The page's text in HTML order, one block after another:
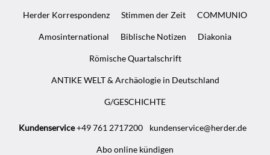
Herder Korrespondenz Stimmen der Zeit COMMUNIO
Amosinternational Biblische Notizen Diakonia
Römische Quartalschrift
ANTIKE WELT & Archäologie in Deutschland
G/GESCHICHTE
Kundenservice+49 761 2717200 kundenservice@herder.de
Abo online kündigen